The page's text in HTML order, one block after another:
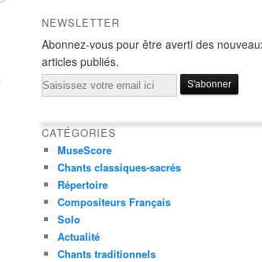
NEWSLETTER
Abonnez-vous pour être averti des
articles publiés.
Email
CATÉGORIES
MuseScore
Chants classiques-sacrés
Répertoire
Compositeurs Français
Solo
Actualité
Chants traditionnels